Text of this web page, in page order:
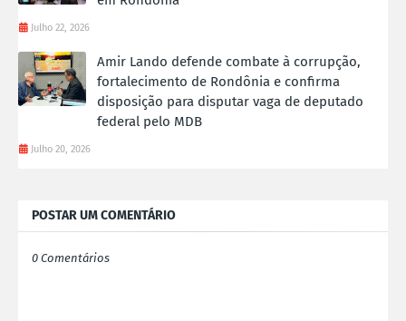
Julho 22, 2026
Amir Lando defende combate à corrupção,
fortalecimento de Rondônia e confirma
disposição para disputar vaga de deputado
federal pelo MDB
Julho 20, 2026
POSTAR UM COMENTÁRIO
0 Comentários